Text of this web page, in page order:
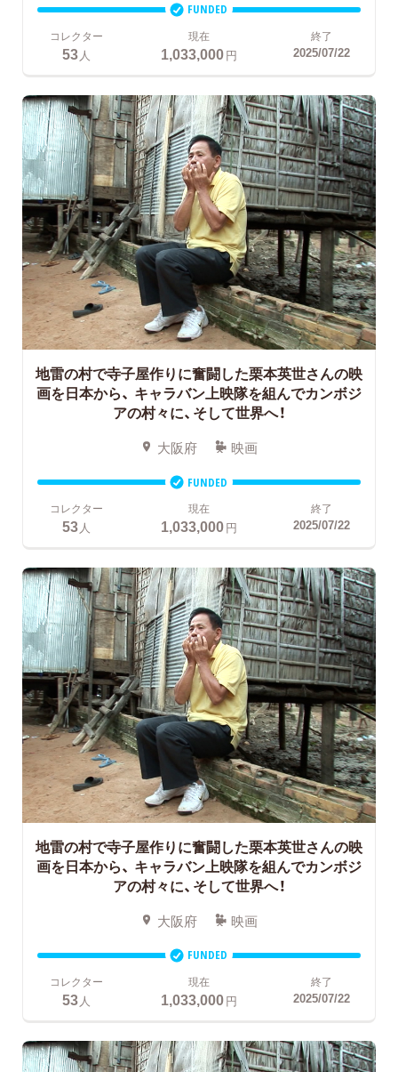
FUNDED
コレクター
53 人
現在
1,033,000円
終了
2025/07/22
地雷の村で寺子屋作りに奮闘した栗本英世さんの映
画を日本から、 キャラバン上映隊を組んでカンボジ
アの村々に、そして世界へ！
大阪府 映画
FUNDED
コレクター
53人
現在
1,033,000円
終了
2025/07/22
地雷の村で寺子屋作りに奮闘した栗本英世さんの映
画を日本から、 キャラバン上映隊を組んでカンボジ
アの村々に、そして世界へ！
大阪府 映画
FUNDED
コレクター
53 人
現在
1,033,000円
終了
2025/07/22